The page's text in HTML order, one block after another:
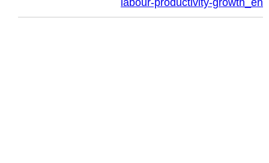
labour-productivity-growth_en